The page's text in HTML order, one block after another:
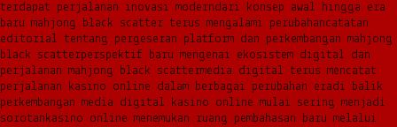
terdapat perjalanan inovasi moderndari konsep awal hingga era
baru mahjong black scatter terus mengalami perubahancatatan
editorial tentang pergeseran platform dan perkembangan mahjong
black scatterperspektif baru mengenai ekosistem digital dan
perjalanan mahjong black scattermedia digital terus mencatat
perjalanan kasino online dalam berbagai perubahan eradi balik
perkembangan media digital kasino online mulai sering menjadi
sorotankasino online menemukan ruang pembahasan baru melalui